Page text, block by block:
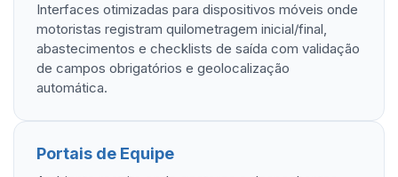
Interfaces otimizadas para dispositivos móveis onde
motoristas registram quilometragem inicial/final,
abastecimentos e checklists de saída com validação
de campos obrigatórios e geolocalização
automática.
Portais de Equipe